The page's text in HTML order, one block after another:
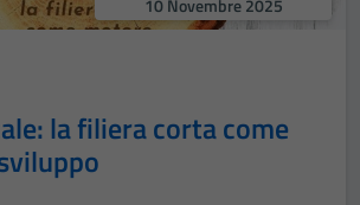
10 Novembre 2025
la filiera corta come